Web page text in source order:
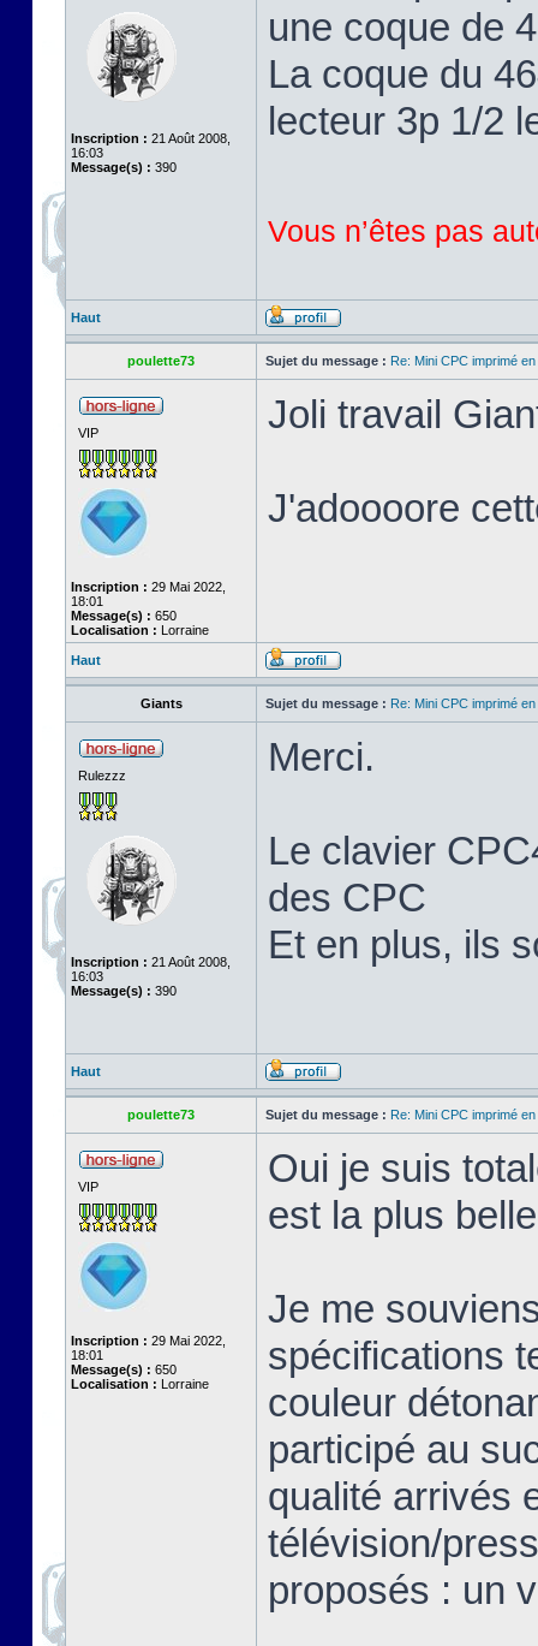
Inscription : 21 Août 2008,
16:03
Message(s) : 390
une coque de
La coque du
lecteur 3p 1/2
Vous n’êtes pas
Haut
poulette73 Sujet du message : Re: Mini CPC imprimé
VIP
Inscription : 29 Mai 2022,
18:01
Message(s) : 650
Localisation : Lorraine
Joli travail
J'adoooore
Haut
Giants Sujet du message : Re: Mini CPC imprimé
Rulezzz
Inscription : 21 Août 2008,
16:03
Message(s) : 390
Merci.
Le clavier
des CPC
Et en plus, ils
Haut
poulette73 Sujet du message : Re: Mini CPC imprimé
VIP
Inscription : 29 Mai 2022,
18:01
Message(s) : 650
Localisation : Lorraine
Oui je suis
est la plus
Je me
spécifications
couleur
participé au
qualité arrivés
télévision/
proposés : un